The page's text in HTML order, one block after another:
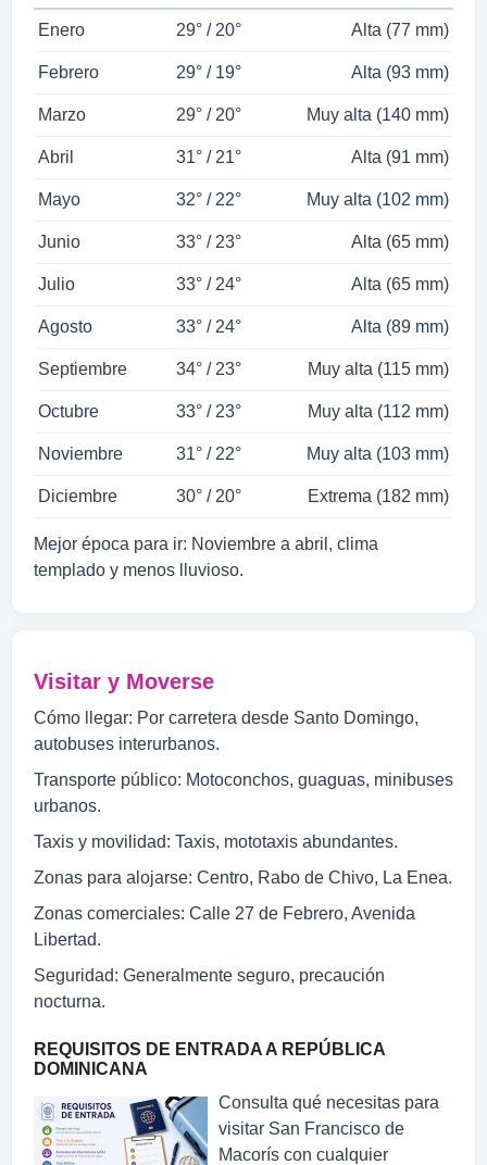
Enero 29° / 20° Alta (77 mm)
Febrero 29° / 19° Alta (93 mm)
Marzo 29° / 20° Muy alta (140 mm)
Abril 31° / 21° Alta (91 mm)
Mayo 32° / 22° Muy alta (102 mm)
Junio 33° / 23° Alta (65 mm)
Julio 33° / 24° Alta (65 mm)
Agosto 33° / 24° Alta (89 mm)
Septiembre 34° / 23° Muy alta (115 mm)
Octubre 33° / 23° Muy alta (112 mm)
Noviembre 31° / 22° Muy alta (103 mm)
Diciembre 30° / 20° Extrema (182 mm)
Mejor época para ir: Noviembre a abril, clima
templado y menos lluvioso.
Visitar y Moverse
Cómo llegar: Por carretera desde Santo Domingo,
autobuses interurbanos.
Transporte público: Motoconchos, guaguas, minibuses
urbanos.
Taxis y movilidad: Taxis, mototaxis abundantes.
Zonas para alojarse: Centro, Rabo de Chivo, La Enea.
Zonas comerciales: Calle 27 de Febrero, Avenida
Libertad.
Seguridad: Generalmente seguro, precaución
nocturna.
REQUISITOS DE ENTRADA A REPÚBLICA
DOMINICANA
Consulta qué necesitas para
visitar San Francisco de
Macorís con cualquier